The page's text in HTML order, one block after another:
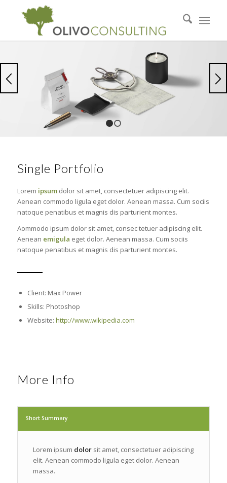
Single Portfolio
Lorem ipsumdolor sit amet, consectetuer adipiscing elit.
Aenean commodo ligula eget dolor. Aenean massa. Cum sociis
natoque penatibus et magnis dis parturient montes.
Aommodo ipsum dolor sit amet, consec tetuer adipiscing elit.
Aenean emigula eget dolor. Aenean massa. Cum sociis
natoque penatibus et magnis dis parturient montes.
Client: Max Power
Skills: Photoshop
Website: http://www.wikipedia.com
More Info
Short Summary
Lorem ipsum dolorsit amet, consectetuer adipiscing
elit. Aenean commodo ligula eget dolor. Aenean
massa.